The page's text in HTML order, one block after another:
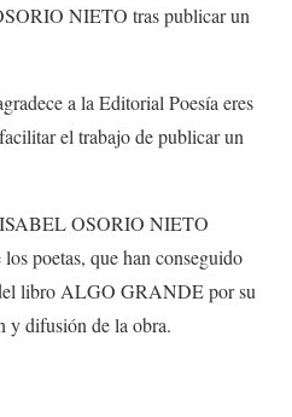
NIETO tras publicar un
a la Editorial Poesía eres
el trabajo de publicar un
OSORIO NIETO
poetas, que han conseguido
libro ALGO GRANDE por su
y difusión de la obra.